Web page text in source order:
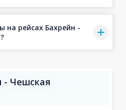
на рейсах Бахрейн -
- Чешская